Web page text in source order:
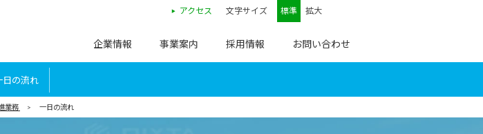
文字サイズ 標準 拡大
アクセス
企業情報 事業案内 採用情報 お問い合わせ
日の流れ
業務 > 一日の流れ